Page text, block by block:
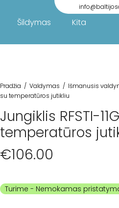
Šildymas Kita
Pradžia / Valdymas / Išmanusis
su temperatūros jutikliu
Jungiklis RFSTI-
temperatūros
€106.00
Turime